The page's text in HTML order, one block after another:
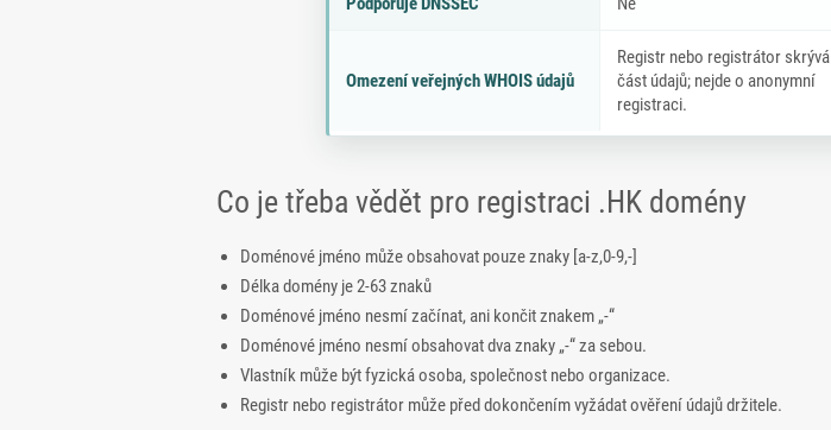
Omezení veřejných WHOIS údajů
Registr nebo registrátor skrývá
část údajů; nejde o anonymní
registraci.
Co je třeba vědět pro registraci .HK domény
Doménové jméno může obsahovat pouze znaky [a-z,0-9,-]
Délka domény je 2-63 znaků
Doménové jméno nesmí začínat, ani končit znakem „-“
Doménové jméno nesmí obsahovat dva znaky „-“ za sebou.
Vlastník může být fyzická osoba, společnost nebo organizace.
Registr nebo registrátor může před dokončením vyžádat ověření údajů držitele.